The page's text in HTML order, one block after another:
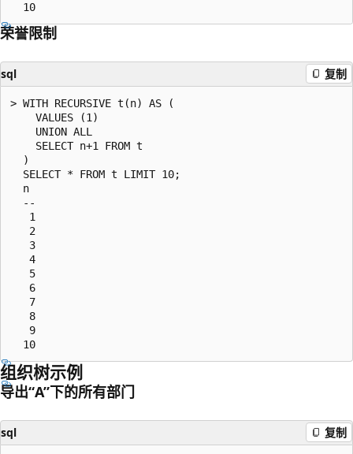
荣誉限制
sql 复制
> WITH RECURSIVE t(n) AS (
    VALUES (1)
    UNION ALL
    SELECT n+1 FROM t
  )
  SELECT * FROM t LIMIT 10;
  n
  --
   1
   2
   3
   4
   5
   6
   7
   8
   9
组织树示例
导出“A”下的所有部门
sql 复制